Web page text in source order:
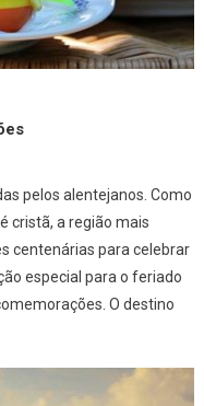
pelos alentejanos. Como
cristã, a região mais
centenárias para celebrar
especial para o feriado
O destino